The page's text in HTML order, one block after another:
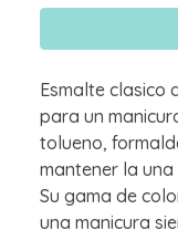
Esmalte clasico
para un
tolueno,
mantener la
Su gama de
una manicura